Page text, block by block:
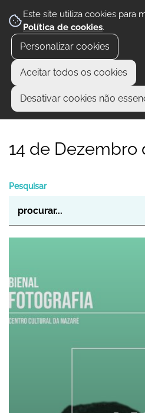
Este site utiliza cookies para
Política de cookies.
Personalizar cookies
Aceitar todos os cookies
Desativar cookies não
14 de Dezembro
Pesquisar